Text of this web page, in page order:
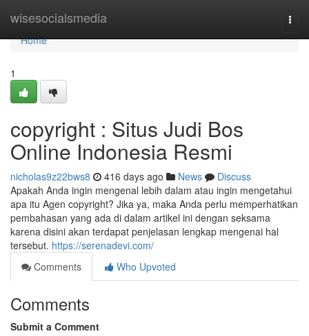
wisesocialsmedia
Home
Home
1
copyright : Situs Judi Bos
Online Indonesia Resmi
nicholas9z22bws8 416 days ago News
Discuss
Apakah Anda ingin mengenal lebih dalam atau ingin mengetahui
apa itu Agen copyright? Jika ya, maka Anda perlu memperhatikan
pembahasan yang ada di dalam artikel ini dengan seksama
karena disini akan terdapat penjelasan lengkap mengenai hal
tersebut. https://serenadevi.com/
Comments
Who Upvoted
Comments
Submit a Comment